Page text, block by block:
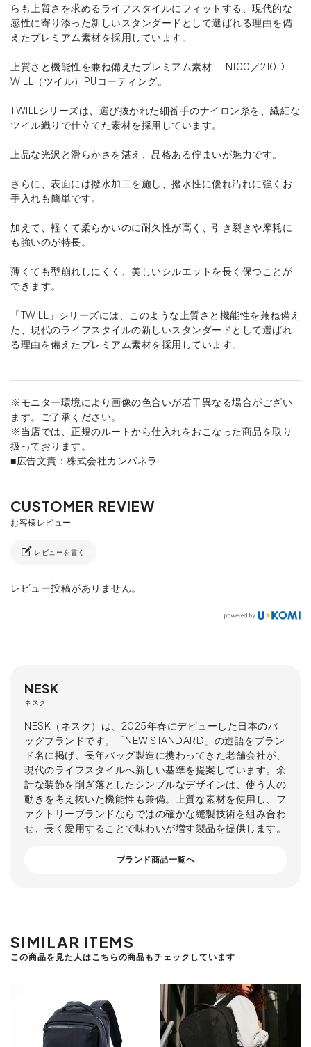
らも上質さを求めるライフスタイルにフィットする、現代的な
感性に寄り添った新しいスタンダードとして選ばれる理由を備
えたプレミアム素材を採用しています。
上質さと機能性を兼ね備えたプレミアム素材 ― N100／210D T
WILL（ツイル）PUコーティング。
TWILLシリーズは、選び抜かれた細番手のナイロン糸を、繊細な
ツイル織りで仕立てた素材を採用しています。
上品な光沢と滑らかさを湛え、品格ある佇まいが魅力です。
さらに、表面には撥水加工を施し、撥水性に優れ汚れに強くお
手入れも簡単です。
加えて、軽くて柔らかいのに耐久性が高く、引き裂きや摩耗に
も強いのが特長。
薄くても型崩れしにくく、美しいシルエットを長く保つことが
できます。
「TWILL」シリーズには、このような上質さと機能性を兼ね備え
た、現代のライフスタイルの新しいスタンダードとして選ばれ
る理由を備えたプレミアム素材を採用しています。
※モニター環境により画像の色合いが若干異なる場合がござい
ます。ご了承ください。
※当店では、正規のルートから仕入れをおこなった商品を取り
扱っております。
■広告文責：株式会社カンパネラ
レビューを書く
レビュー投稿がありません。
NESK
ネスク
NESK（ネスク）は、2025年春にデビューした日本のバ
ッグブランドです。「NEW STANDARD」の造語をブラン
ド名に掲げ、長年バッグ製造に携わってきた老舗会社が、
現代のライフスタイルへ新しい基準を提案しています。余
計な装飾を削ぎ落としたシンプルなデザインは、使う人の
動きを考え抜いた機能性も兼備。上質な素材を使用し、フ
ァクトリーブランドならではの確かな縫製技術を組み合わ
せ、長く愛用することで味わいが増す製品を提供します。
ブランド商品一覧へ
SIMILAR ITEMS
この商品を見た人はこちらの商品もチェックしています